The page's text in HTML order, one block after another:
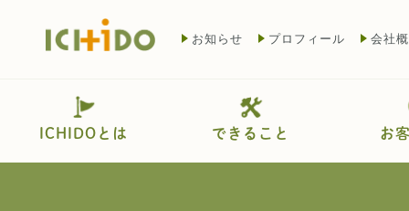
お知らせ プロフィール 会社
ICHIDOとは できること お